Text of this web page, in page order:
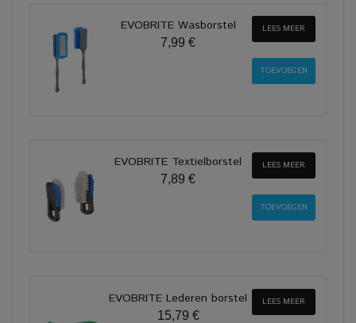
EVOBRITE Wasborstel
7,99 €
LEES MEER
EVOBRITE Textielborstel
7,89 €
LEES MEER
EVOBRITE Lederen borstel
15,79 €
LEES MEER